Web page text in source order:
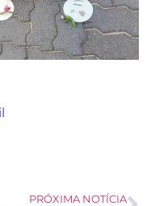
PRÓXIMA NOTÍCIA